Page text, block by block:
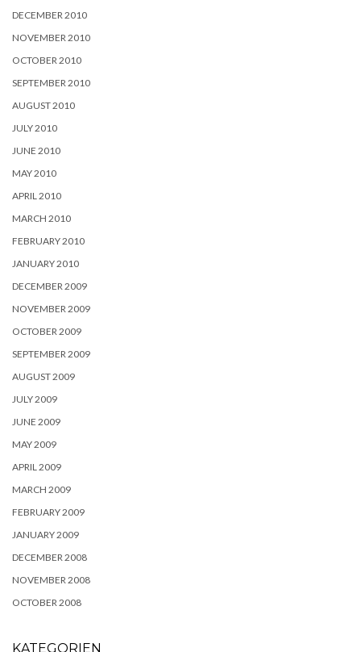
DECEMBER 2010
NOVEMBER 2010
OCTOBER 2010
SEPTEMBER 2010
AUGUST 2010
JULY 2010
JUNE 2010
MAY 2010
APRIL 2010
MARCH 2010
FEBRUARY 2010
JANUARY 2010
DECEMBER 2009
NOVEMBER 2009
OCTOBER 2009
SEPTEMBER 2009
AUGUST 2009
JULY 2009
JUNE 2009
MAY 2009
APRIL 2009
MARCH 2009
FEBRUARY 2009
JANUARY 2009
DECEMBER 2008
NOVEMBER 2008
OCTOBER 2008
KATEGORIEN